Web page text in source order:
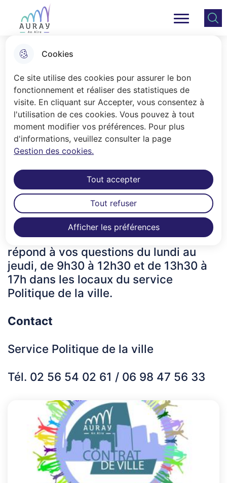
Cookies
Ce site utilise des cookies pour assurer le bon
fonctionnement et réaliser des statistiques de
visite. En cliquant sur Accepter, vous consentez à
l'utilisation de ces cookies. Vous pouvez à tout
moment modifier vos préférences. Pour plus
d'informations, veuillez consulter la page
Gestion des cookies.
Afficher les préférences
Tout accepter
Tout refuser
Aller
au
menu
Consulter
le plan
Ville Auray Menu principal
Accueil
Le service Politique de la ville vous
accueille dans ses locaux au 24 rue du
Colonel André Faure au Gumenen.
Ouvert du lundi au vendredi, de 9h30
à 12h30 et de 13h30 à 17h30.
Des questions sur des démarches
administratives ou l'accès à vos droits
? LePimmsvous accompagne et
répond à vos questions du lundi au
jeudi, de 9h30 à 12h30 et de 13h30 à
17h dans les locaux du service
Politique de la ville.
Contact
Service Politique de la ville
Tél. 02 56 54 02 61 / 06 98 47 56 33